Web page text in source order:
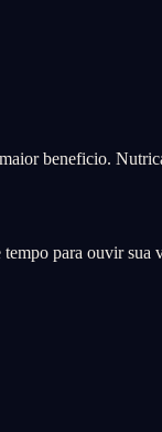
beneficio.
para ouvir sua